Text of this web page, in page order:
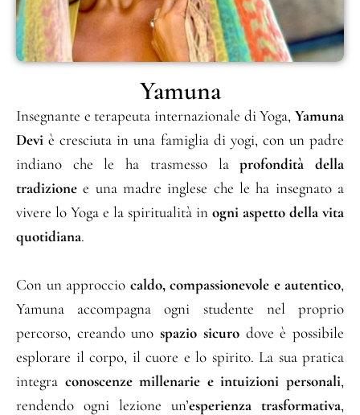
Yamuna
Insegnante e terapeuta internazionale di Yoga, Yamuna
Devi è cresciuta in una famiglia di yogi, con un padre
indiano che le ha trasmesso laprofondità della
tradizione e una madre inglese che le ha insegnato a
vivere lo Yoga e la spiritualità in ogni aspetto della vita
quotidiana.
Con un approccio caldo, compassionevole e autentico,
Yamuna accompagna ogni studente nel proprio
percorso, creando unospazio sicurodove è possibile
esplorare il corpo, il cuore e lo spirito. La sua pratica
integra conoscenze millenarie e intuizioni personali,
rendendo ogni lezione un’esperienza trasformativa,